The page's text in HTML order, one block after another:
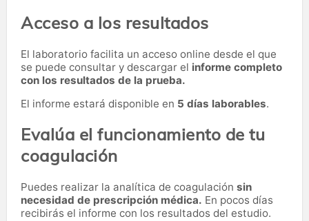
Acceso a los resultados
El laboratorio facilita un acceso online desde el que
se puede consultar y descargar el informe completo
con los resultados de la prueba.
El informe estará disponible en 5 días laborables.
Evalúa el funcionamiento de tu
coagulación
Puedes realizar la analítica de coagulación sin
necesidad de prescripción médica. En pocos días
recibirás el informe con los resultados del estudio.